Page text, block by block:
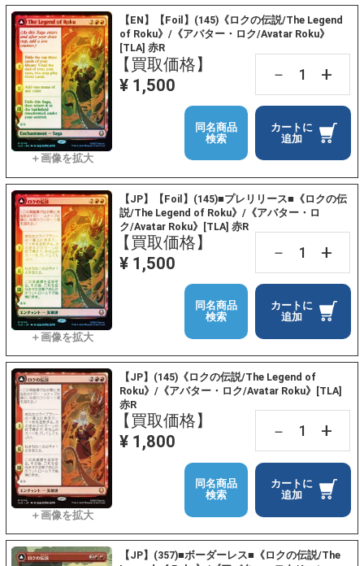
【EN】【Foil】(145)《ロクの伝説/The Legend
of Roku》/《アバター・ロク/Avatar Roku》
[TLA] 赤R
【買取価格】
¥ 1,500
－ +
カートに
追加
同名商品
検索
【JP】【Foil】(145)■プレリリース■《ロクの伝
説/The Legend of Roku》/《アバター・ロ
ク/Avatar Roku》[TLA] 赤R
【買取価格】
¥ 1,500
－ +
カートに
追加
同名商品
検索
【JP】(145)《ロクの伝説/The Legend of
Roku》/《アバター・ロク/Avatar Roku》[TLA]
赤R
【買取価格】
¥ 1,800
－ +
カートに
追加
同名商品
検索
【JP】(357)■ボーダーレス■《ロクの伝説/The